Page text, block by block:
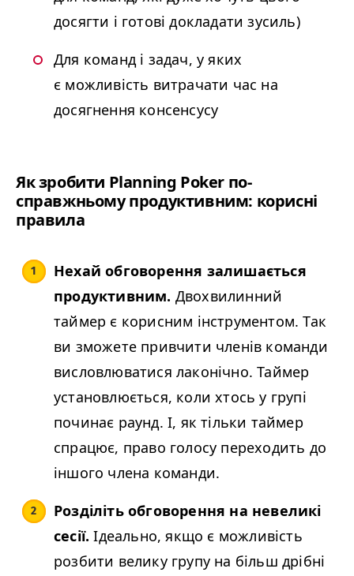
досягти і готові докладати зусиль)
Для команд і задач, у яких
є можливість витрачати час на
досягнення консенсусу
Як зробити Plan­ning Pok­er по-
справжньому продуктивним: корисні
правила
Нехай обговорення залишається
продуктивним. Двохвилинний
таймер є корисним інструментом. Так
ви зможете привчити членів команди
висловлюватися лаконічно. Таймер
установлюється, коли хтось у групі
починає раунд. І, як тільки таймер
спрацює, право голосу переходить до
іншого члена команди.
Розділіть обговорення на невеликі
сесії.Ідеально, якщо є можливість
розбити велику групу на більш дрібні